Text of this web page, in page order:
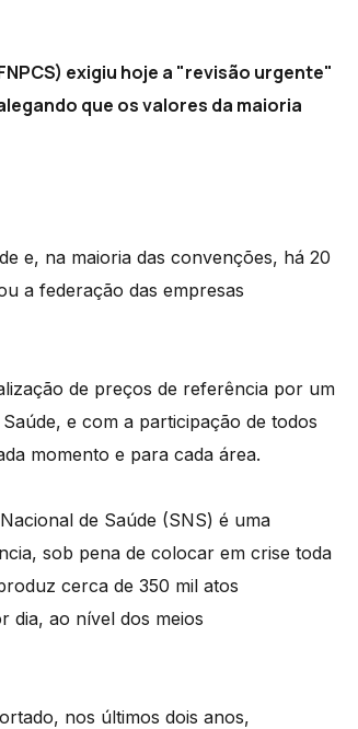
exigiu hoje a "revisão urgente"
que os valores da maioria
e, na maioria das convenções, há 20
a federação das empresas
de preços de referência por um
e com a participação de todos
momento e para cada área.
de Saúde (SNS) é uma
sob pena de colocar em crise toda
cerca de 350 mil atos
dia, ao nível dos meios
nos últimos dois anos,